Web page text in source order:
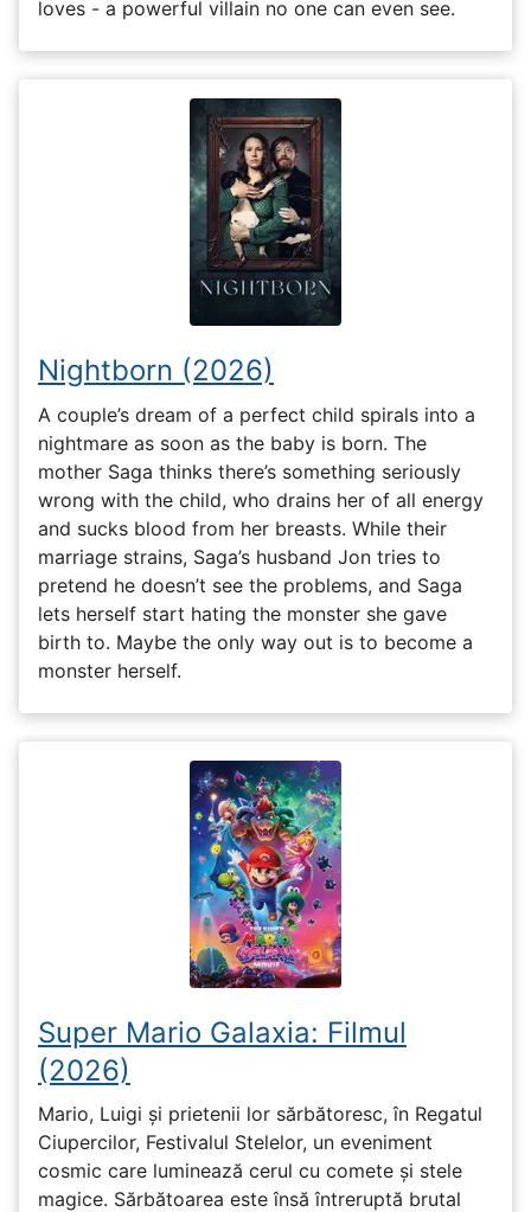
loves - a powerful villain no one can even see.
Nightborn (2026)
A couple’s dream of a perfect child spirals into a
nightmare as soon as the baby is born. The
mother Saga thinks there’s something seriously
wrong with the child, who drains her of all energy
and sucks blood from her breasts. While their
marriage strains, Saga’s husband Jon tries to
pretend he doesn’t see the problems, and Saga
lets herself start hating the monster she gave
birth to. Maybe the only way out is to become a
monster herself.
Super Mario Galaxia: Filmul
(2026)
Mario, Luigi și prietenii lor sărbătoresc, în Regatul
Ciupercilor, Festivalul Stelelor, un eveniment
cosmic care luminează cerul cu comete și stele
magice. Sărbătoarea este însă întreruptă brutal